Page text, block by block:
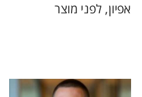
אפיון, לפני מוצר